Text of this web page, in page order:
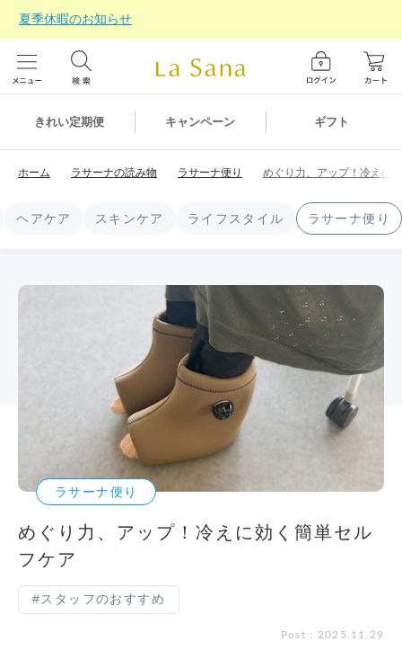
きれい定期便 キャンペーン ギフト
夏季休暇のお知らせ
ホーム ラサーナの読み物 ラサーナ便り めぐり力、アップ！冷えに
ヘアケア スキンケア ライフスタイル ラサーナ便り
ラサーナ便り
めぐり力、アップ！冷えに効く簡単セル
フケア
#スタッフのおすすめ
Post：2025.11.29